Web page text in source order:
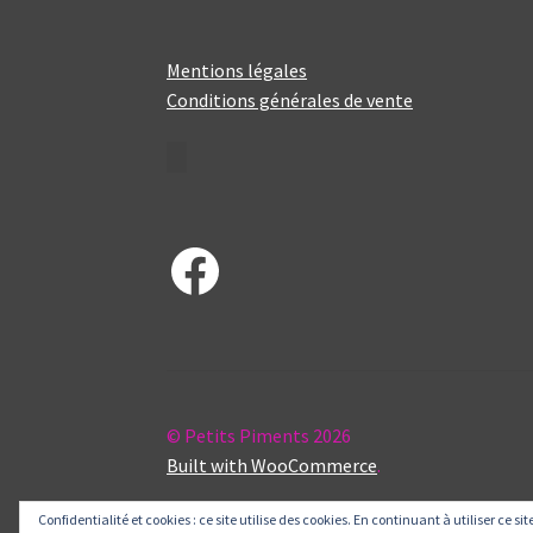
Mentions légales
Conditions générales de vente
Facebook
© Petits Piments 2026
Built with WooCommerce.
Confidentialité et cookies : ce site utilise des cookies. En continuant à utiliser ce